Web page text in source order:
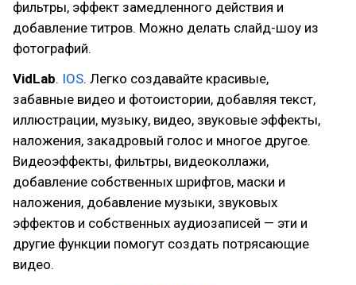
фильтры, эффект замедленного действия и
добавление титров. Можно делать слайд-шоу из
фотографий.
VidLab. IOS. Легко создавайте красивые,
забавные видео и фотоистории, добавляя текст,
иллюстрации, музыку, видео, звуковые эффекты,
наложения, закадровый голос и многое другое.
Видеоэффекты, фильтры, видеоколлажи,
добавление собственных шрифтов, маски и
наложения, добавление музыки, звуковых
эффектов и собственных аудиозаписей — эти и
другие функции помогут создать потрясающие
видео.